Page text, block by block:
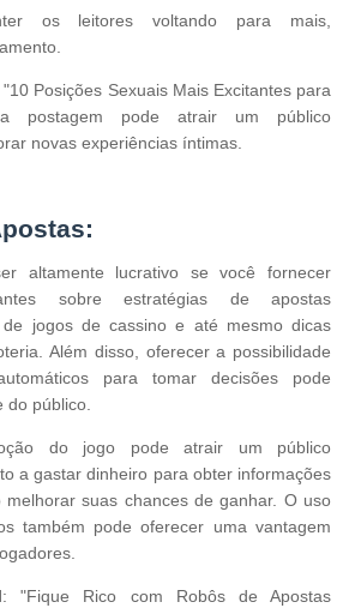
os leitores voltando para mais,
"10 Posições Sexuais Mais Excitantes para
postagem pode atrair um público
novas experiências íntimas.
altamente lucrativo se você fornecer
sobre estratégias de apostas
de jogos de cassino e até mesmo dicas
Além disso, oferecer a possibilidade
para tomar decisões pode
do público.
do jogo pode atrair um público
a gastar dinheiro para obter informações
melhorar suas chances de ganhar. O uso
também pode oferecer uma vantagem
: "Fique Rico com Robôs de Apostas